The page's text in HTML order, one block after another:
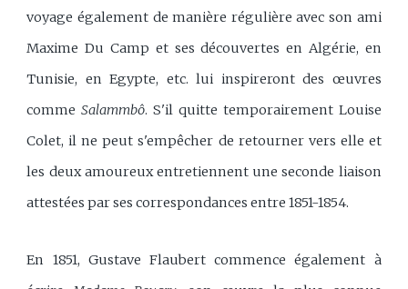
voyage également de manière régulière avec son ami
Maxime Du Camp et ses découvertes en Algérie, en
Tunisie, en Egypte, etc. lui inspireront des œuvres
commeSalammbô. S'il quitte temporairement Louise
Colet, il ne peut s'empêcher de retourner vers elle et
les deux amoureux entretiennent une seconde liaison
attestées par ses correspondances entre 1851-1854.
En 1851, Gustave Flaubert commence également à